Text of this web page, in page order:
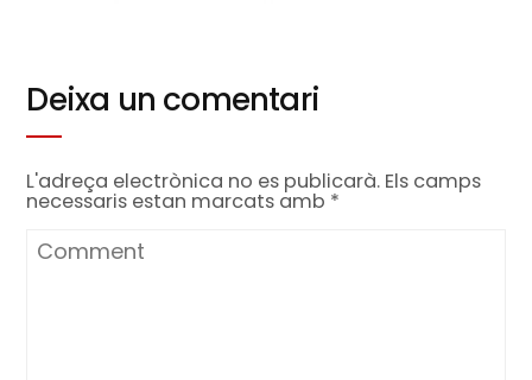
Deixa un comentari
L'adreça electrònica no es publicarà. Els camps
necessaris estan marcats amb *